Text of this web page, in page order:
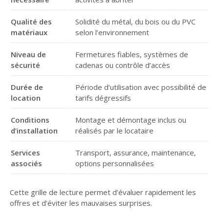
Qualité des
matériaux
Solidité du métal, du bois ou du PVC
selon l’environnement
Niveau de
sécurité
Fermetures fiables, systèmes de
cadenas ou contrôle d’accès
Durée de
location
Période d’utilisation avec possibilité de
tarifs dégressifs
Conditions
d’installation
Montage et démontage inclus ou
réalisés par le locataire
Services
associés
Transport, assurance, maintenance,
options personnalisées
Cette grille de lecture permet d’évaluer rapidement les
offres et d’éviter les mauvaises surprises.